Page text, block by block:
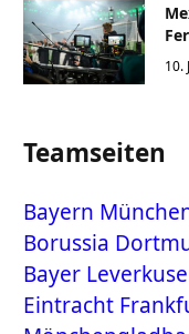
10.
Teamseiten
Bayern
Borussia
Bayer
Eintracht